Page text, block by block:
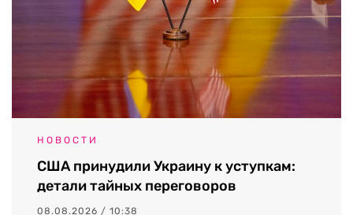
НОВОСТИ
США принудили Украину к уступкам:
детали тайных переговоров
08.08.2026 / 10:38